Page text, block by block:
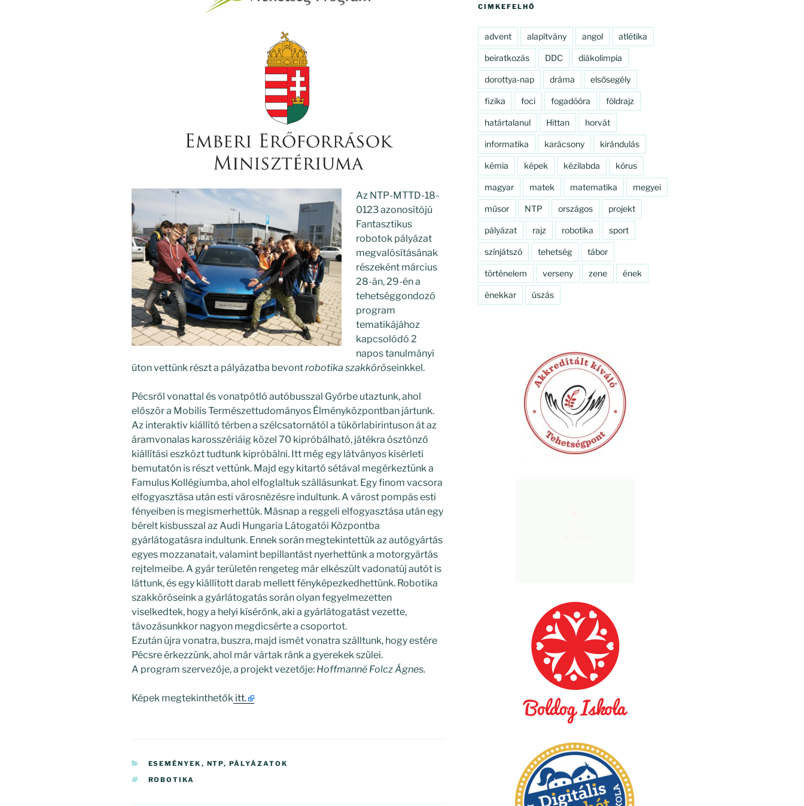
Az NTP-MTTD-18-
0123 azonosítójú
Fantasztikus
robotok pályázat
megvalósításának
részeként március
28-án, 29-én a
tehetséggondozó
program
tematikájához
kapcsolódó 2
napos tanulmányi
úton vettünk részt a pályázatba bevontrobotika szakköröseinkkel.
Pécsről vonattal és vonatpótló autóbusszal Győrbe utaztunk, ahol
először a Mobilis Természettudományos Élményközpontban jártunk.
Az interaktív kiállító térben a szélcsatornától a tükörlabirintuson át az
áramvonalas karosszériáig közel 70 kipróbálható, játékra ösztönző
kiállítási eszközt tudtunk kipróbálni. Itt még egy látványos kísérleti
bemutatón is részt vettünk. Majd egy kitartó sétával megérkeztünk a
Famulus Kollégiumba, ahol elfoglaltuk szállásunkat. Egy finom vacsora
elfogyasztása után esti városnézésre indultunk. A várost pompás esti
fényeiben is megismerhettük. Másnap a reggeli elfogyasztása után egy
bérelt kisbusszal az Audi Hungaria Látogatói Központba
gyárlátogatásra indultunk. Ennek során megtekintettük az autógyártás
egyes mozzanatait, valamint bepillantást nyerhettünk a motorgyártás
rejtelmeibe. A gyár területén rengeteg már elkészült vadonatúj autót is
láttunk, és egy kiállított darab mellett fényképezkedhettünk. Robotika
szakköröseink a gyárlátogatás során olyan fegyelmezetten
viselkedtek, hogy a helyi kísérőnk, aki a gyárlátogatást vezette,
távozásunkkor nagyon megdicsérte a csoportot.
Ezután újra vonatra, buszra, majd ismét vonatra szálltunk, hogy estére
Pécsre érkezzünk, ahol már vártak ránk a gyerekek szülei.
A program szervezője, a projekt vezetője: Hoffmanné Folcz Ágnes.
Képek megtekinthetők itt.
KATEGÓRIÁK
ESEMÉNYEK , NTP, PÁLYÁZATOK
CÍMKÉK
ROBOTIKA
CIMKEFELHŐ
advent alapítvány angol atlétika
beiratkozás DDC diákolimpia
dorottya-nap dráma elsősegély
fizika foci fogadóóra földrajz
határtalanul Hittan horvát
informatika karácsony kirándulás
kémia képek kézilabda kórus
magyar matek matematika megyei
műsor NTP országos projekt
pályázat rajz robotika sport
színjátszó tehetség tábor
történelem verseny zene ének
énekkar úszás